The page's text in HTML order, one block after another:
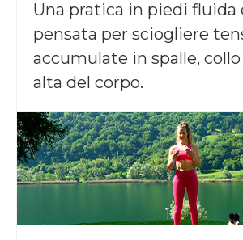
Una pratica in piedi fluida
pensata per sciogliere
accumulate in spalle,
alta del corpo.